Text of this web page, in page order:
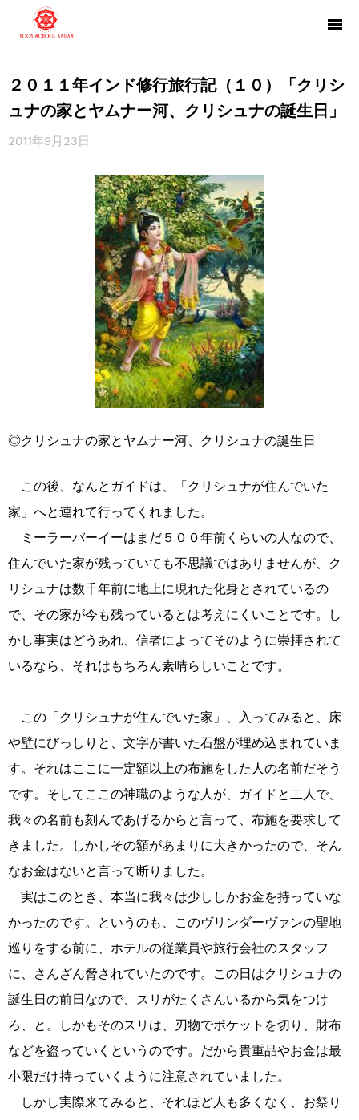
２０１１年インド修行旅行記（１０）「クリシ
ュナの家とヤムナー河、クリシュナの誕生日」
2011年9月23日
◎クリシュナの家とヤムナー河、クリシュナの誕生日
この後、なんとガイドは、「クリシュナが住んでいた
家」へと連れて行ってくれました。
ミーラーバーイーはまだ５００年前くらいの人なので、
住んでいた家が残っていても不思議ではありませんが、ク
リシュナは数千年前に地上に現れた化身とされているの
で、その家が今も残っているとは考えにくいことです。し
かし事実はどうあれ、信者によってそのように崇拝されて
いるなら、それはもちろん素晴らしいことです。
この「クリシュナが住んでいた家」、入ってみると、床
や壁にびっしりと、文字が書いた石盤が埋め込まれていま
す。それはここに一定額以上の布施をした人の名前だそう
です。そしてここの神職のような人が、ガイドと二人で、
我々の名前も刻んであげるからと言って、布施を要求して
きました。しかしその額があまりに大きかったので、そん
なお金はないと言って断りました。
実はこのとき、本当に我々は少ししかお金を持っていな
かったのです。というのも、このヴリンダーヴァンの聖地
巡りをする前に、ホテルの従業員や旅行会社のスタッフ
に、さんざん脅されていたのです。この日はクリシュナの
誕生日の前日なので、スリがたくさんいるから気をつけ
ろ、と。しかもそのスリは、刃物でポケットを切り、財布
などを盗っていくというのです。だから貴重品やお金は最
小限だけ持っていくように注意されていました。
しかし実際来てみると、それほど人も多くなく、お祭り